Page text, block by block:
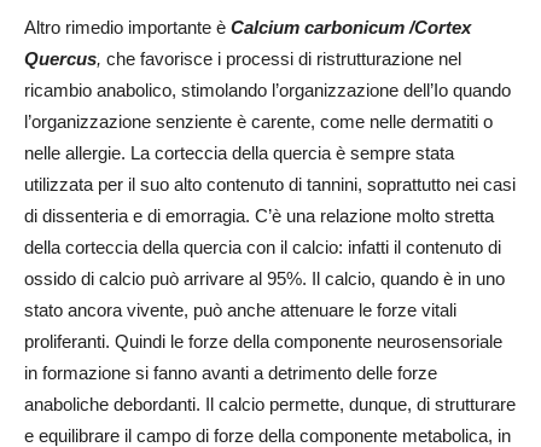
Altro rimedio importante è Calcium carbonicum /Cortex
Quercus, che favorisce i processi di ristrutturazione nel
ricambio anabolico, stimolando l’organizzazione dell’Io quando
l’organizzazione senziente è carente, come nelle dermatiti o
nelle allergie. La corteccia della quercia è sempre stata
utilizzata per il suo alto contenuto di tannini, soprattutto nei casi
di dissenteria e di emorragia. C’è una relazione molto stretta
della corteccia della quercia con il calcio: infatti il contenuto di
ossido di calcio può arrivare al 95%. Il calcio, quando è in uno
stato ancora vivente, può anche attenuare le forze vitali
proliferanti. Quindi le forze della componente neurosensoriale
in formazione si fanno avanti a detrimento delle forze
anaboliche debordanti. Il calcio permette, dunque, di strutturare
e equilibrare il campo di forze della componente metabolica, in